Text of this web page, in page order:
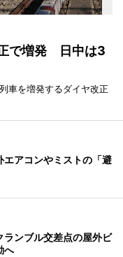
で増発 日中は3
車を増発するダイヤ改正
アコンやミストの「避
ンブル交差点の屋外ビ
へ